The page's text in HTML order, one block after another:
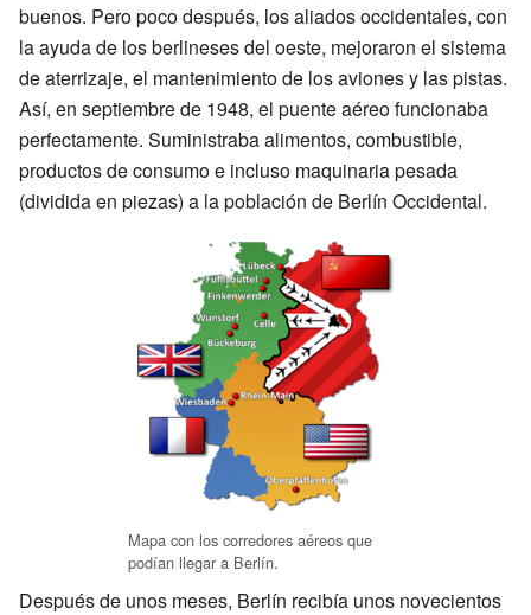
buenos. Pero poco después, los aliados occidentales, con
la ayuda de los berlineses del oeste, mejoraron el sistema
de aterrizaje, el mantenimiento de los aviones y las pistas.
Así, en septiembre de 1948, el puente aéreo funcionaba
perfectamente. Suministraba alimentos, combustible,
productos de consumo e incluso maquinaria pesada
(dividida en piezas) a la población de Berlín Occidental.
Mapa con los corredores aéreos que
podían llegar a Berlín.
Después de unos meses, Berlín recibía unos novecientos